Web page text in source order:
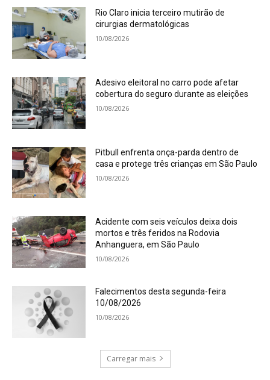
Rio Claro inicia terceiro mutirão de
cirurgias dermatológicas
10/08/2026
Adesivo eleitoral no carro pode afetar
cobertura do seguro durante as eleições
10/08/2026
Pitbull enfrenta onça-parda dentro de
casa e protege três crianças em São Paulo
10/08/2026
Acidente com seis veículos deixa dois
mortos e três feridos na Rodovia
Anhanguera, em São Paulo
10/08/2026
Falecimentos desta segunda-feira
10/08/2026
10/08/2026
Carregar mais